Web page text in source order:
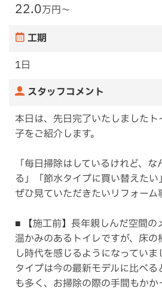
22.0万円〜
工期
1日
スタッフコメント
本日は、先日完了いたしました
子をご紹介します。
「毎日掃除はしているけれど、
る」「節水タイプに買い替えたい
ぜひ見ていただきたいリフォーム
■ 【施工前】長年親しんだ空間の
温かみのあるトイレですが、床
し時代を感じるようになってい
タイプは今の最新モデルに比べ
も多く、お掃除の際の手間もかか